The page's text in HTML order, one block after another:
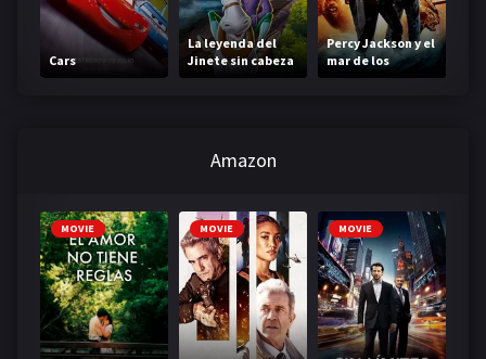
Cars
La leyenda del
Jinete sin cabeza
Percy Jackson y el
mar de los
monstruos
Amazon
MOVIE MOVIE MOVIE